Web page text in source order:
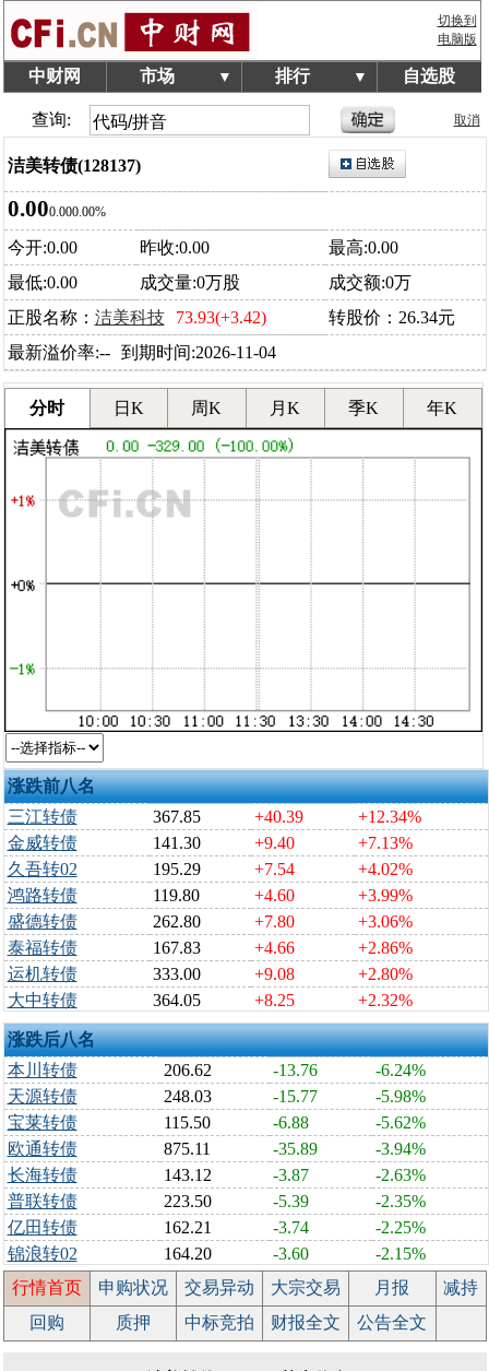
切换到
电脑版
中财网 市场 ▼ 排行 ▼ 自选股
查询: 取消
洁美转债(128137)
0.000.000.00%
今开:0.00 昨收:0.00
最高:0.00
最低:0.00
成交量:0万股
成交额:0万
正股名称： 洁美科技 73.93(+3.42)
转股价：26.34元
最新溢价率:--
到期时间:2026-11-04
分时 日K 周K 月K 季K 年K
涨跌前八名
三江转债
367.85 +40.39
+12.34%
金威转债
141.30 +9.40
+7.13%
久吾转02
195.29 +7.54
+4.02%
鸿路转债
119.80 +4.60
+3.99%
盛德转债
262.80 +7.80
+3.06%
泰福转债
167.83 +4.66
+2.86%
运机转债
333.00 +9.08
+2.80%
大中转债
364.05 +8.25 +2.32%
涨跌后八名
本川转债
206.62 -13.76
-6.24%
天源转债
248.03 -15.77
-5.98%
宝莱转债
115.50 -6.88
-5.62%
欧通转债
875.11 -35.89
-3.94%
长海转债
143.12 -3.87
-2.63%
普联转债
223.50 -5.39
-2.35%
亿田转债
162.21 -3.74
-2.25%
锦浪转02
164.20 -3.60
-2.15%
行情首页
申购状况 交易异动 大宗交易 月报
减持
回购
质押 中标竞拍 财报全文 公告全文